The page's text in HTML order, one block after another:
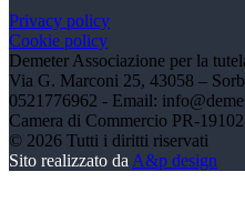
Privacy policy
Cookie policy
Demeter Associazione per la
Via G. Marconi 25, 43058 –
0521776962 - Email:
Camera di Commercio PR-
© 2026 Tutti i diritti riservati
Sito realizzato da A&p design